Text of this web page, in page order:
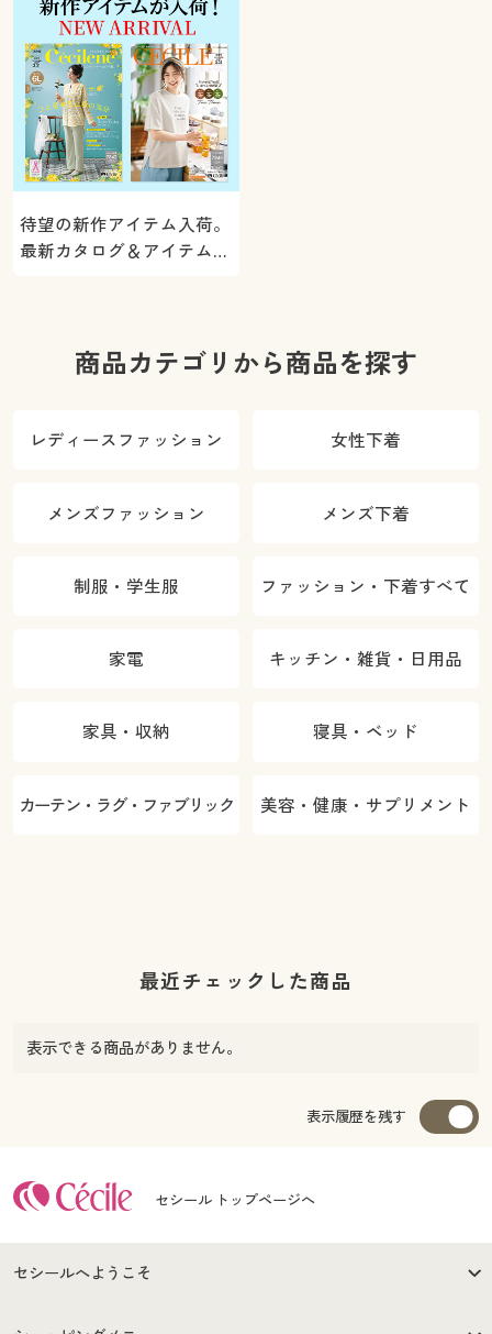
待望の新作アイテム入荷。
最新カタログ＆アイテムを
商品カテゴリから商品を探す
レディースファッション 女性下着
メンズファッション メンズ下着
制服・学生服 ファッション・下着すべて
家電 キッチン・雑貨・日用品
家具・収納 寝具・ベッド
カーテン・ラグ・ファブリック 美容・健康・サプリメント
最近チェックした商品
表示できる商品がありません。
表示履歴を残す
セシール トップページへ
セシールへようこそ